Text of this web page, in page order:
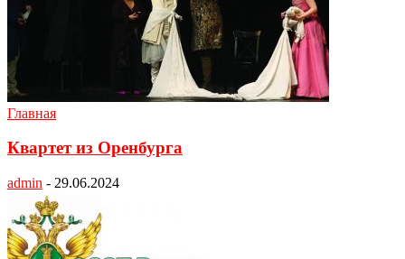
Главная
Квартет из Оренбурга
admin - 29.06.2024